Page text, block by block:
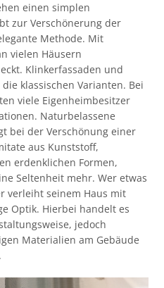
einen simplen
zur Verschönerung der
Methode. Mit
vielen Häusern
Klinkerfassaden und
klassischen Varianten. Bei
viele Eigenheimbesitzer
Naturbelassene
bei der Verschönung einer
aus Kunststoff,
erdenklichen Formen,
Seltenheit mehr. Wer etwas
verleiht seinem Haus mit
Optik. Hierbei handelt es
jedoch
Materialien am Gebäude